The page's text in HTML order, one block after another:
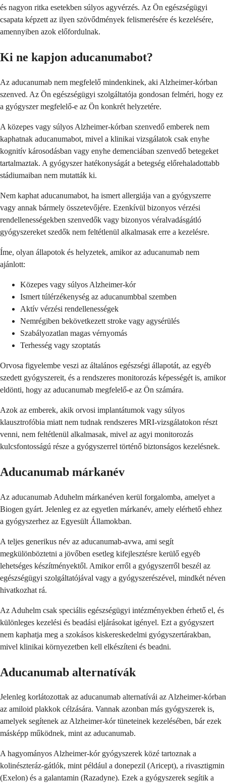
és nagyon ritka esetekben súlyos agyvérzés. Az Ön egészségügyi
csapata képzett az ilyen szövődmények felismerésére és kezelésére,
amennyiben azok előfordulnak.
Ki ne kapjon aducanumabot?
Az aducanumab nem megfelelő mindenkinek, aki Alzheimer-kórban
szenved. Az Ön egészségügyi szolgáltatója gondosan felméri, hogy ez
a gyógyszer megfelelő-e az Ön konkrét helyzetére.
A közepes vagy súlyos Alzheimer-kórban szenvedő emberek nem
kaphatnak aducanumabot, mivel a klinikai vizsgálatok csak enyhe
kognitív károsodásban vagy enyhe demenciában szenvedő betegeket
tartalmaztak. A gyógyszer hatékonyságát a betegség előrehaladottabb
stádiumaiban nem mutatták ki.
Nem kaphat aducanumabot, ha ismert allergiája van a gyógyszerre
vagy annak bármely összetevőjére. Ezenkívül bizonyos vérzési
rendellenességekben szenvedők vagy bizonyos véralvadásgátló
gyógyszereket szedők nem feltétlenül alkalmasak erre a kezelésre.
Íme, olyan állapotok és helyzetek, amikor az aducanumab nem
ajánlott:
Közepes vagy súlyos Alzheimer-kór
Ismert túlérzékenység az aducanumbbal szemben
Aktív vérzési rendellenességek
Nemrégiben bekövetkezett stroke vagy agysérülés
Szabályozatlan magas vérnyomás
Terhesség vagy szoptatás
Orvosa figyelembe veszi az általános egészségi állapotát, az egyéb
szedett gyógyszereit, és a rendszeres monitorozás képességét is, amikor
eldönti, hogy az aducanumab megfelelő-e az Ön számára.
Azok az emberek, akik orvosi implantátumok vagy súlyos
klausztrofóbia miatt nem tudnak rendszeres MRI-vizsgálatokon részt
venni, nem feltétlenül alkalmasak, mivel az agyi monitorozás
kulcsfontosságú része a gyógyszerrel történő biztonságos kezelésnek.
Aducanumab márkanév
Az aducanumab Aduhelm márkanéven kerül forgalomba, amelyet a
Biogen gyárt. Jelenleg ez az egyetlen márkanév, amely elérhető ehhez
a gyógyszerhez az Egyesült Államokban.
A teljes generikus név az aducanumab-avwa, ami segít
megkülönböztetni a jövőben esetleg kifejlesztésre kerülő egyéb
lehetséges készítményektől. Amikor erről a gyógyszerről beszél az
egészségügyi szolgáltatójával vagy a gyógyszerészével, mindkét néven
hivatkozhat rá.
Az Aduhelm csak speciális egészségügyi intézményekben érhető el, és
különleges kezelési és beadási eljárásokat igényel. Ezt a gyógyszert
nem kaphatja meg a szokásos kiskereskedelmi gyógyszertárakban,
mivel klinikai környezetben kell elkészíteni és beadni.
Aducanumab alternatívák
Jelenleg korlátozottak az aducanumab alternatívái az Alzheimer-kórban
az amiloid plakkok célzására. Vannak azonban más gyógyszerek is,
amelyek segítenek az Alzheimer-kór tüneteinek kezelésében, bár ezek
másképp működnek, mint az aducanumab.
A hagyományos Alzheimer-kór gyógyszerek közé tartoznak a
kolinészteráz-gátlók, mint például a donepezil (Aricept), a rivasztigmin
(Exelon) és a galantamin (Razadyne). Ezek a gyógyszerek segítik a